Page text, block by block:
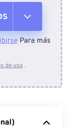
Para más
de uso .